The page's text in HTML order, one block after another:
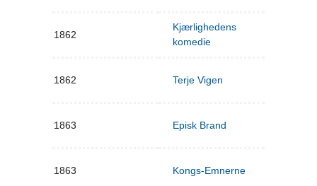
1862
Kjærlighedens
komedie
1862 Terje Vigen
1863 Episk Brand
1863 Kongs-Emnerne